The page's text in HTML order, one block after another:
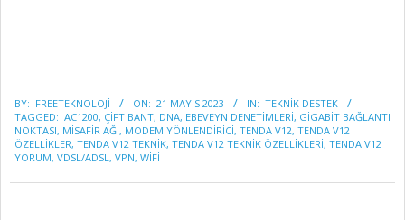
05-
21
BY: FREETEKNOLOJI ON: 21 MAYIS 2023 IN: TEKNİK DESTEK
TAGGED: AC1200, ÇIFT ​​BANT, DNA, EBEVEYN DENETIMLERI, GIGABIT BAĞLANTI
NOKTASI, MISAFIR AĞI, MODEM YÖNLENDIRICI, TENDA V12, TENDA V12
ÖZELLIKLER, TENDA V12 TEKNIK, TENDA V12 TEKNIK ÖZELLIKLERI, TENDA V12
YORUM, VDSL/ADSL, VPN, WIFI